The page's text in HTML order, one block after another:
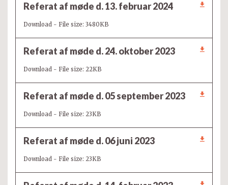
Referat af møde d. 13. februar 2024
Download - File size: 3480KB
Referat af møde d. 24. oktober 2023
Download - File size: 22KB
Referat af møde d. 05 september 2023
Download - File size: 23KB
Referat af møde d. 06 juni 2023
Download - File size: 23KB